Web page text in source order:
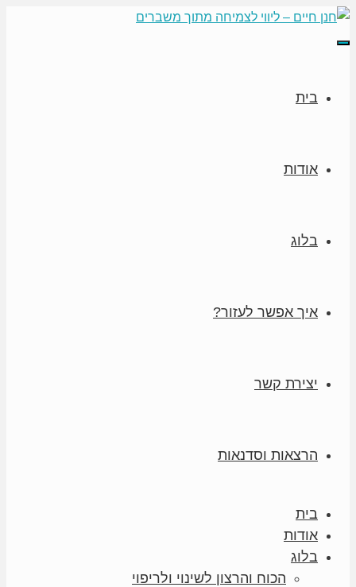
תפריט
בית
אודות
בלוג
איך אפשר לעזור?
יצירת קשר
הרצאות וסדנאות
בית
אודות
בלוג
הכוח והרצון לשינוי ולריפוי